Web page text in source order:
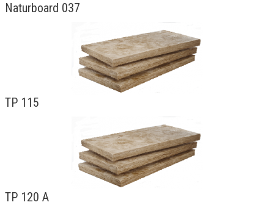
Naturboard 037
TP 115
TP 120 A